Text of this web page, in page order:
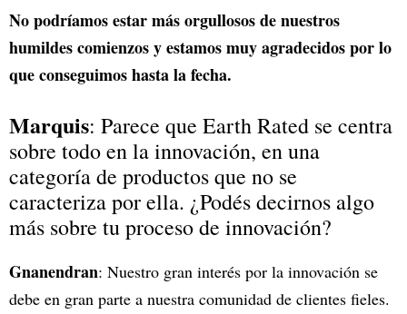
No podríamos estar más orgullosos de nuestros
humildes comienzos y estamos muy agradecidos por lo
que conseguimos hasta la fecha.
Marquis: Parece que Earth Rated se centra
sobre todo en la innovación, en una
categoría de productos que no se
caracteriza por ella. ¿Podés decirnos algo
más sobre tu proceso de innovación?
Gnanendran: Nuestro gran interés por la innovación se
debe en gran parte a nuestra comunidad de clientes fieles.